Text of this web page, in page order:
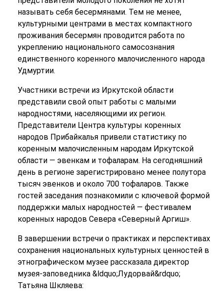
называть себя бесермянами. Тем не менее,
культурными центрами в местах компактного
проживания бесермян проводится работа по
укреплению национального самосознания
единственного коренного малочисленного народа
Удмуртии.
Участники встречи из Иркутской области
представили свой опыт работы с малыми
народностями, населяющими их регион.
Представители Центра культуры коренных
народов Прибайкалья привели статистику по
коренным малочисленным народам Иркутской
области — эвенкам и тофаларам. На сегодняшний
день в регионе зарегистрировано менее полутора
тысяч эвенков и около 700 тофаларов. Также
гостей заседания познакомили с ключевой формой
поддержки малых народностей — фестивалем
коренных народов Севера «Северный Аргиш».
В завершении встречи о практиках и перспективах
сохранения национальных культурных ценностей в
этнографическом музее рассказала директор
музея-заповедника &ldquo;Лудорвай&rdquo;
Татьяна Шкляева: